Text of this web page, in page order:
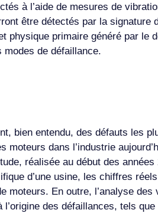
à l’aide de mesures de
être détectés par la signature
physique primaire généré par le
de défaillance.
bien entendu, des défauts les
dans l’industrie
réalisée au début des
d’une usine, les chiffres
moteurs. En outre, l’analyse
des défaillances, tels